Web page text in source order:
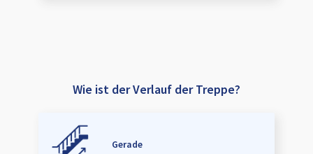
Wie ist der Verlauf der Treppe?
Gerade